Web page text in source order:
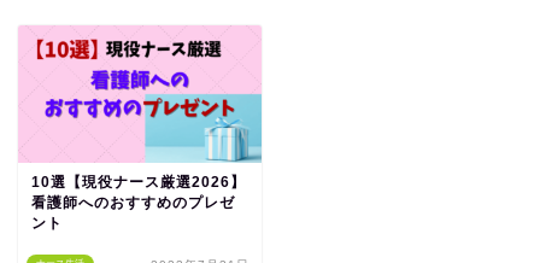
10選【現役ナース厳選2026】
看護師へのおすすめのプレゼ
ント